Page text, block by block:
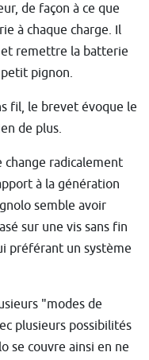
de façon à ce que
à chaque charge. Il
remettre la batterie
pignon.
fil, le brevet évoque le
de plus.
radicalement
à la génération
semble avoir
sur une vis sans fin
préférant un système
"modes de
plusieurs possibilités
se couvre ainsi en ne